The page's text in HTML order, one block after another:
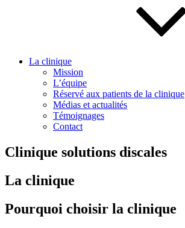
La clinique
Mission
L’équipe
Réservé aux patients de la clinique
Médias et actualités
Témoignages
Contact
Clinique solutions discales
La clinique
Pourquoi choisir la clinique